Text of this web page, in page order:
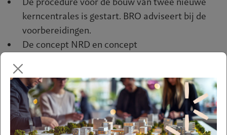
kerncentrales is gestart. BRO adviseert bij de
voorbereidingen.
De concept NRD en concept
Zon Lelystad-Dronten hebben ter inzage
gelegen. BRO stelt het projectbesluit op voor dit
project.
Het definitieve Programma
Energiehoofdstructuur is vastgesteld. BRO heeft